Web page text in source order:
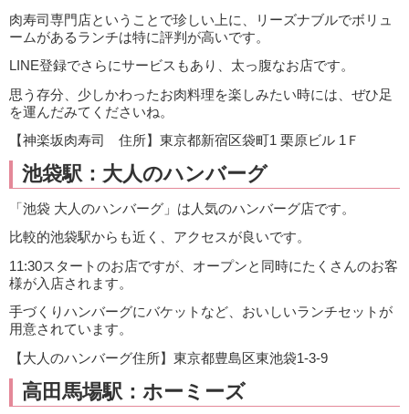
肉寿司専門店ということで珍しい上に、リーズナブルでボリュ
ームがあるランチは特に評判が高いです。
LINE登録でさらにサービスもあり、太っ腹なお店です。
思う存分、少しかわったお肉料理を楽しみたい時には、ぜひ足
を運んだみてくださいね。
【神楽坂肉寿司 住所】東京都新宿区袋町1 栗原ビル 1Ｆ
池袋駅：大人のハンバーグ
「池袋 大人のハンバーグ」は人気のハンバーグ店です。
比較的池袋駅からも近く、アクセスが良いです。
11:30スタートのお店ですが、オープンと同時にたくさんのお客
様が入店されます。
手づくりハンバーグにバケットなど、おいしいランチセットが
用意されています。
【大人のハンバーグ住所】東京都豊島区東池袋1-3-9
高田馬場駅：ホーミーズ